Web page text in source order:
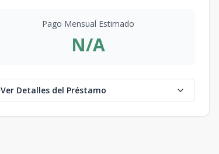
Pago Mensual Estimado
N/A
Ver Detalles del Préstamo